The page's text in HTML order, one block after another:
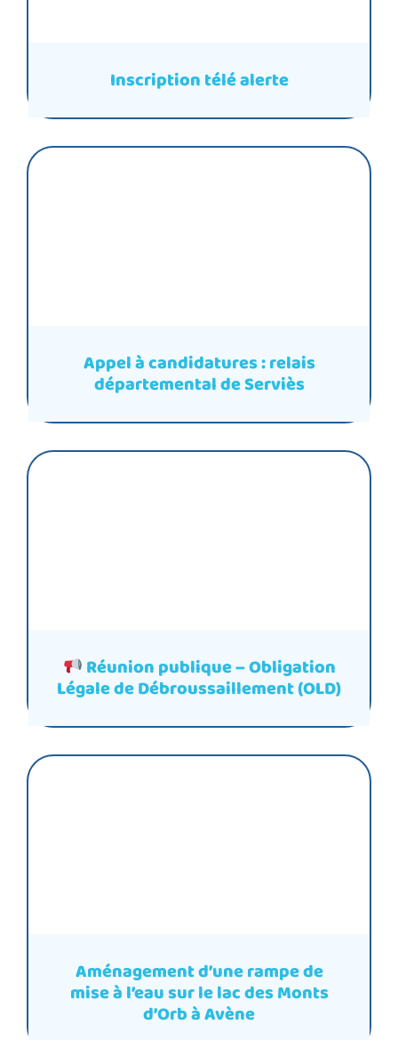
Inscription télé alerte
Appel à candidatures : relais
départemental de Serviès
Réunion publique – Obligation
Légale de Débroussaillement (OLD)
Aménagement d’une rampe de
mise à l’eau sur le lac des Monts
d’Orb à Avène